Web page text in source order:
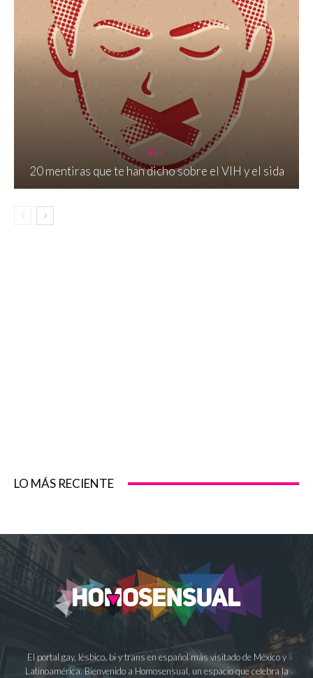
VIH
20 mentiras que te han dicho sobre el VIH y el sida
LO MÁS RECIENTE
El portal gay, lésbico, bi y trans en español más visitado de México y
Latinoamérica. Bienvenido a Homosensual, un espacio que celebra la